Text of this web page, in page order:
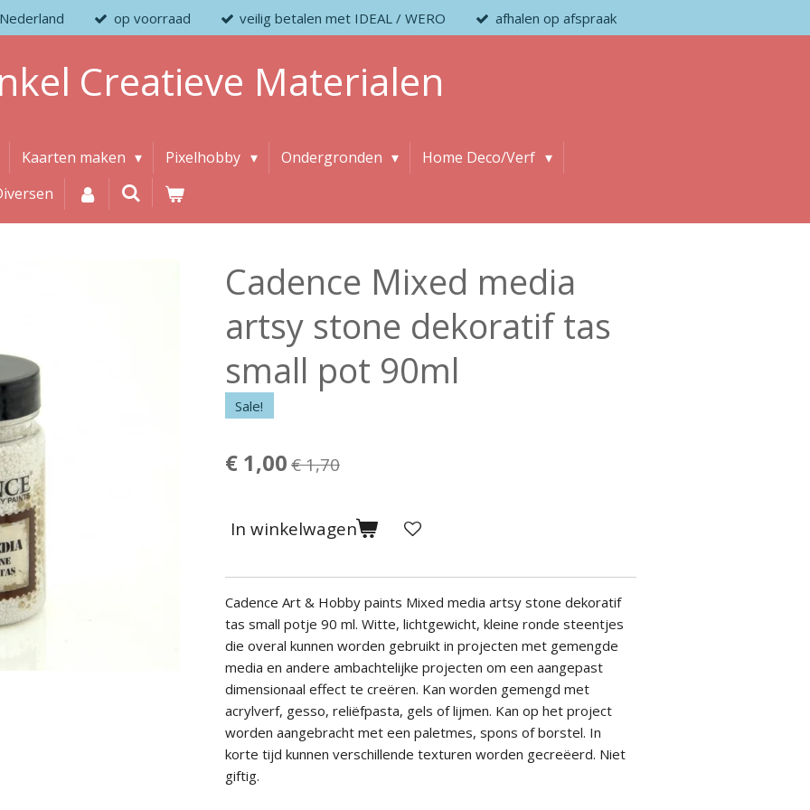
op voorraad veilig betalen met IDEAL / WERO afhalen op afspraak
Creatieve Materialen
Kaarten maken Pixelhobby Ondergronden
Home Deco/Verf
Cadence Mixed media
artsy stone dekoratif tas
small pot 90ml
Sale!
€ 1,00€ 1,70
In winkelwagen
Cadence Art & Hobby paints Mixed media artsy stone dekoratif
tas small potje 90 ml. Witte, lichtgewicht, kleine ronde steentjes
die overal kunnen worden gebruikt in projecten met gemengde
media en andere ambachtelijke projecten om een ​​aangepast
dimensionaal effect te creëren. Kan worden gemengd met
acrylverf, gesso, reliëfpasta, gels of lijmen. Kan op het project
worden aangebracht met een paletmes, spons of borstel. In
korte tijd kunnen verschillende texturen worden gecreëerd. Niet
giftig.